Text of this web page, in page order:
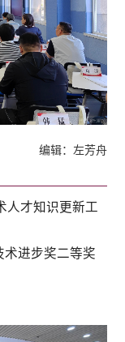
编辑：左芳舟
人才知识更新工
进步奖二等奖